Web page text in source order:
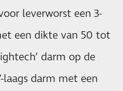
leverworst een 3-
een dikte van 50 tot
darm op de
darm met een